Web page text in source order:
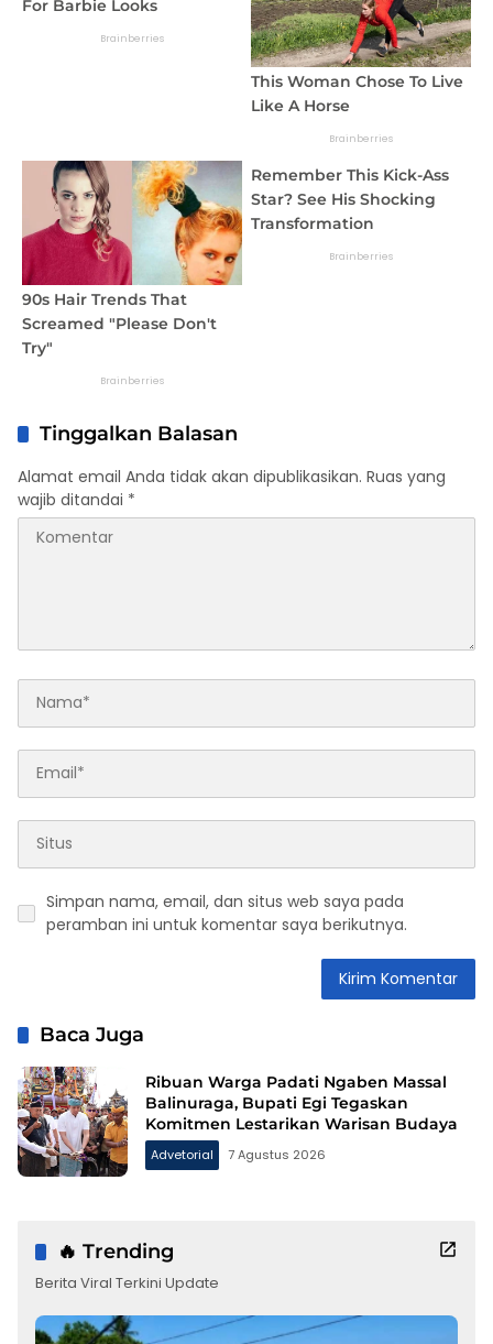
Tinggalkan Balasan
Alamat email Anda tidak akan dipublikasikan. Ruas yang
wajib ditandai *
Simpan nama, email, dan situs web saya pada
peramban ini untuk komentar saya berikutnya.
Baca Juga
Ribuan Warga Padati Ngaben Massal
Balinuraga, Bupati Egi Tegaskan
Komitmen Lestarikan Warisan Budaya
Advetorial 7 Agustus 2026
🔥 Trending
Berita Viral Terkini Update